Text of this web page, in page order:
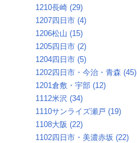
1210長崎 (29)
1207四日市 (4)
1206松山 (15)
1205四日市 (2)
1204四日市 (5)
1202四日市・今治・青森 (45)
1201倉敷・宇部 (12)
1112米沢 (34)
1110サンライズ瀬戸 (19)
1108大阪 (22)
1102四日市・美濃赤坂 (22)